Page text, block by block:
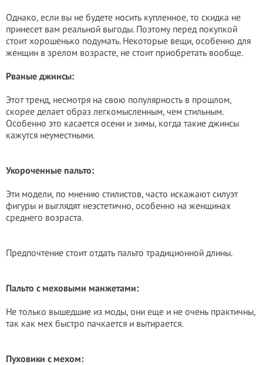
Однако, если вы не будете носить купленное, то скидка не
принесет вам реальной выгоды. Поэтому перед покупкой
стоит хорошенько подумать. Некоторые вещи, особенно для
женщин в зрелом возрасте, не стоит приобретать вообще.
Рваные джинсы:
Этот тренд, несмотря на свою популярность в прошлом,
скорее делает образ легкомысленным, чем стильным.
Особенно это касается осени и зимы, когда такие джинсы
кажутся неуместными.
Укороченные пальто:
Эти модели, по мнению стилистов, часто искажают силуэт
фигуры и выглядят неэстетично, особенно на женщинах
среднего возраста.
Предпочтение стоит отдать пальто традиционной длины.
Пальто с меховыми манжетами:
Не только вышедшие из моды, они еще и не очень практичны,
так как мех быстро пачкается и вытирается.
Пуховики с мехом: